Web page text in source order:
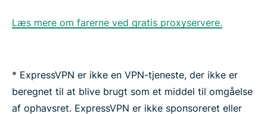
Læs mere om farerne ved gratis proxyservere.
* ExpressVPN er ikke en VPN-tjeneste, der ikke er
beregnet til at blive brugt som et middel til omgåelse
af ophavsret. ExpressVPN er ikke sponsoreret eller